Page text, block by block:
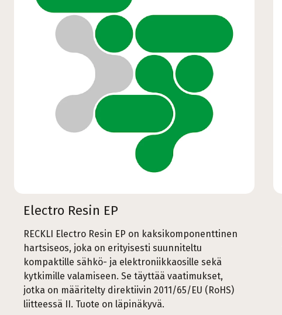
Electro Resin EP
RECKLI Electro Resin EP on kaksikomponenttinen
hartsiseos, joka on erityisesti suunniteltu
kompaktille sähkö- ja elektroniikkaosille sekä
kytkimille valamiseen. Se täyttää vaatimukset,
jotka on määritelty direktiivin 2011/65/EU (RoHS)
liitteessä II. Tuote on läpinäkyvä.